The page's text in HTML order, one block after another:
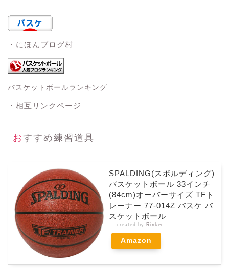
・にほんブログ村
バスケットボールランキング
・相互リンクページ
おすすめ練習道具
SPALDING(スポルディング)
バスケットボール 33インチ
(84cm)オーバーサイズ TFト
レーナー 77-014Z バスケ バ
スケットボール
created by Rinker
Amazon